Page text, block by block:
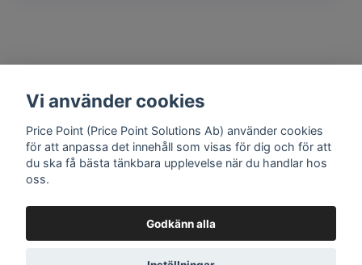
1 year ago
Mathias Johansson
Vi använder cookies
Price Point (Price Point Solutions Ab) använder cookies
för att anpassa det innehåll som visas för dig och för att
du ska få bästa tänkbara upplevelse när du handlar hos
oss.
Godkänn alla